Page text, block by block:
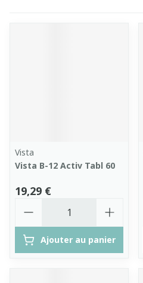
Vista
Vista B-12 Activ Tabl 60
19,29 €
Ajouter au panier